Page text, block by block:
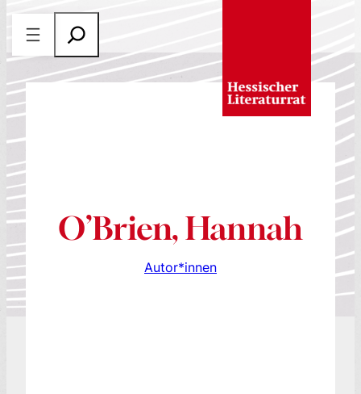
Zum
Inhalt
springen
h
O’Brien, Hannah
Autor*innen